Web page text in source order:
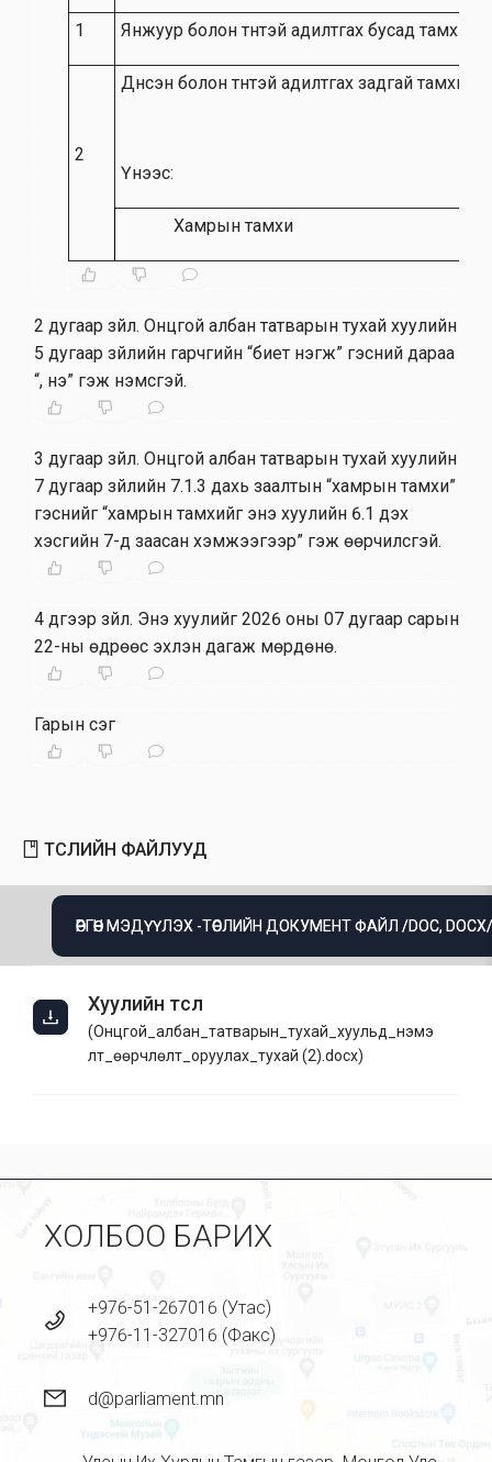
1 Янжуур болон түүнтэй адилтгах бусад тамхи
2
Дүнсэн болон түүнтэй адилтгах задгай тамхи
Үүнээс:
Хамрын тамхи
2 дугаар зүйл. Онцгой албан татварын тухай хуулийн
5 дугаар зүйлийн гарчгийн “биет нэгж” гэсний дараа
“, үнэ” гэж нэмсүгэй.
3 дугаар зүйл. Онцгой албан татварын тухай хуулийн
7 дугаар зүйлийн 7.1.3 дахь заалтын “хамрын тамхи”
гэснийг “хамрын тамхийг энэ хуулийн 6.1 дэх
хэсгийн 7-д заасан хэмжээгээр” гэж өөрчилсүгэй.
4 дүгээр зүйл. Энэ хуулийг 2026 оны 07 дугаар сарын
22-ны өдрөөс эхлэн дагаж мөрдөнө.
Гарын үсэг
ТӨСЛИЙН ФАЙЛУУД
ӨРГӨН МЭДҮҮЛЭХ -ТӨСЛИЙН ДОКУМЕНТ ФАЙЛ /DOC, DOCX/
Хуулийн төсөл
(Онцгой_албан_татварын_тухай_хуульд_нэмэ
лт_өөрчлөлт_оруулах_тухай (2).docx)
ХОЛБОО БАРИХ
+976-51-267016 (Утас)
+976-11-327016 (Факс)
d@parliament.mn